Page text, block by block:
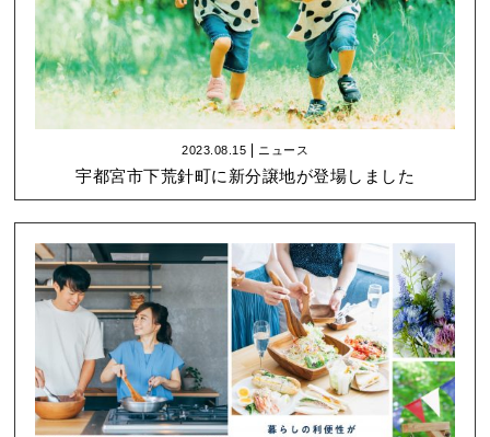
2023.08.15 ニュース
宇都宮市下荒針町に新分譲地が登場しました